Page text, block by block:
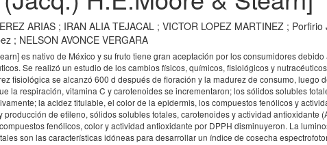
ARIAS ; IRAN ALIA TEJACAL ;VICTOR LOPEZ MARTINEZ ; Porfirio
; NELSON AVONCE VERGARA
es nativo de México y su fruto tiene gran aceptación por los consumidores debido
Se realizó un estudio de los cambios físicos, químicos, fisiológicos y
fisiológica se alcanzó 600 d después de floración y la madurez de consumo, luego
la respiración, vitamina C y carotenoides se incrementaron; los sólidos solubles
la acidez titulable, el color de la epidermis, los compuestos fenólicos y
de etileno, sólidos solubles totales, carotenoides y actividad antioxidante
fenólicos, color y actividad antioxidante por DPPH disminuyeron. La
son las características idóneas para desarrollar un índice de cosecha